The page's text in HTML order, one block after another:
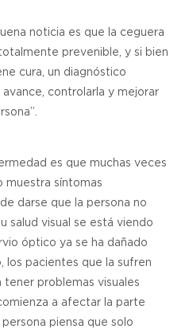
noticia es que la ceguera
prevenible, y si bien
cura, un diagnóstico
controlarla y mejorar
es que muchas veces
muestra síntomas
darse que la persona no
salud visual se está viendo
óptico ya se ha dañado
los pacientes que la sufren
problemas visuales
a afectar la parte
piensa que solo